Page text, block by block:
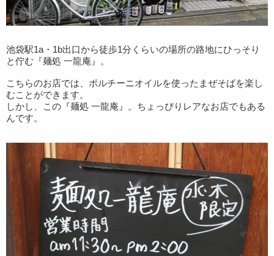
池袋駅1a・1b出口から徒歩1分くらいの場所の路地にひっそり
と佇む『麺処 一龍庵』。
こちらのお店では、ポルチーニオイルを使ったまぜそばを楽し
むことができます。
しかし、この『麺処 一龍庵』。ちょっぴりレアなお店でもある
んです。